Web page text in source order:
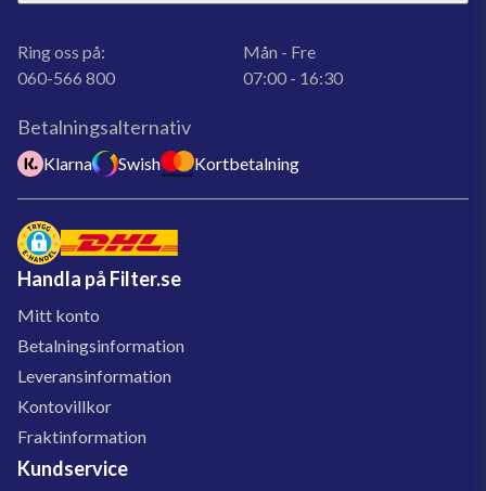
Ring oss på:
060-566 800
Mån - Fre
07:00 - 16:30
Betalningsalternativ
Klarna Swish Kortbetalning
Handla på Filter.se
Mitt konto
Betalningsinformation
Leveransinformation
Kontovillkor
Fraktinformation
Kundservice